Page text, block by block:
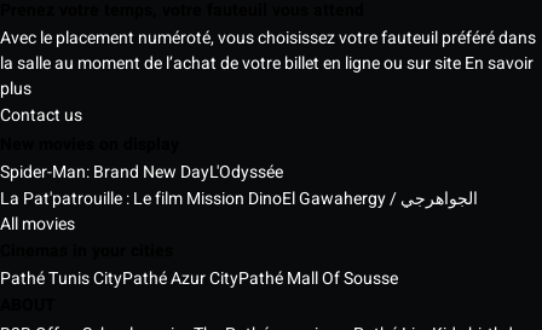
Avec le placement numéroté, vous choisissez votre fauteuil préféré dans
la salle au moment de l’achat de votre billet en ligne ou sur siteEn savoir
plus
Contact us
Spider-Man: Brand New DayL'Odyssée
La Pat'patrouille : Le film Mission Dino
El Gawahergy / الجواهرجي
All movies
Pathé Tunis CityPathé Azur CityPathé Mall Of Sousse